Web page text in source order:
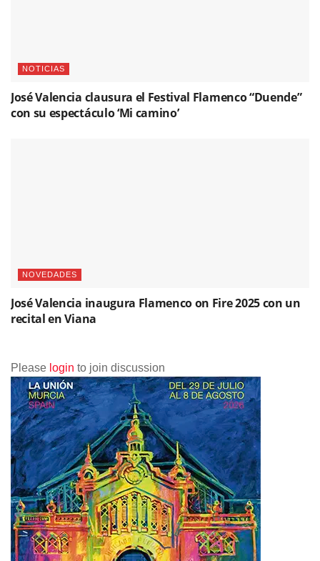
NOTICIAS
José Valencia clausura el Festival Flamenco “Duende”
con su espectáculo ‘Mi camino’
NOVEDADES
José Valencia inaugura Flamenco on Fire 2025 con un
recital en Viana
Please login to join discussion